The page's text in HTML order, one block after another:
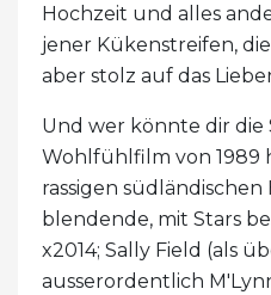
Hochzeit und alles
jener Kükenstreifen,
aber stolz auf das
Und wer könnte dir
Wohlfühlfilm von 1989
rassigen
blendende, mit Stars
x2014; Sally Field (als
ausserordentlich